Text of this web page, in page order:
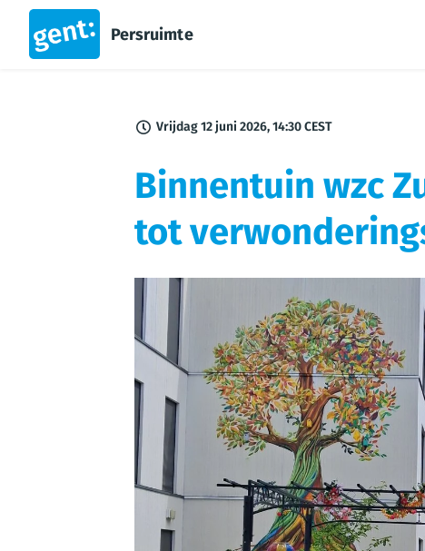
Persruimte
Vrijdag 12 juni 2026, 14:30 CEST
Binnentuin wzc
tot